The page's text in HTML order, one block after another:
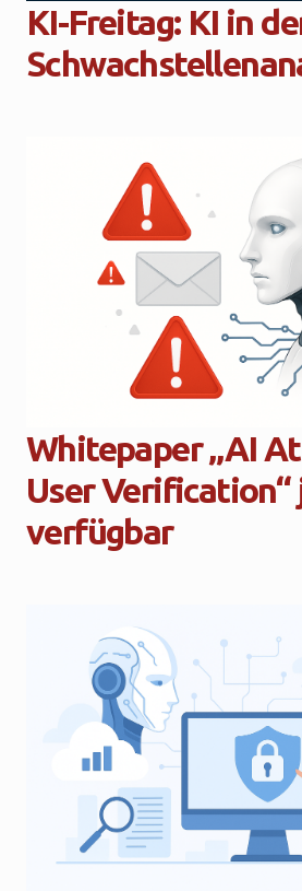
KI-Freitag: KI in
Whitepaper „AI
User
verfügbar